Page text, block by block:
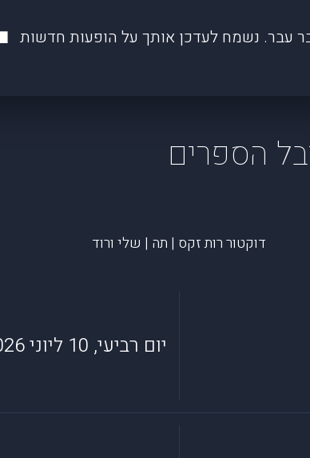
עבר. נשמח לעדכן אותך על הופעות חדשות
הספרים
דוקטור רות זקס | תה | שלי ורוד
יום רביעי, 10 ליוני 2026